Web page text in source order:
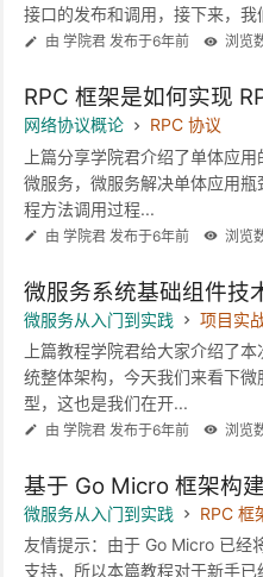
接口的发布和调用，接下来，
由 学院君 发布于6年前 浏览
RPC 框架是如何实现
网络协议概论
RPC 协议
上篇分享学院君介绍了单体应
微服务，微服务解决单体应用
程方法调用过程...
由 学院君 发布于6年前 浏览
微服务系统基础组件技
微服务从入门到实践
项目实
上篇教程学院君给大家介绍了
统整体架构，今天我们来看下
型，这也是我们在开...
由 学院君 发布于6年前 浏览
基于 Go Micro 框架构
微服务从入门到实践
RPC 框
友情提示：由于 Go Micro 已经
支持，所以本篇教程对于新手